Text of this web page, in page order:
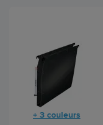
+ 3 couleurs